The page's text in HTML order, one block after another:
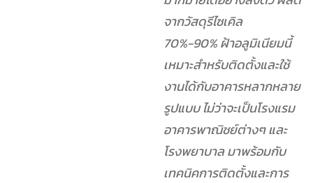
จากวัสดุรีไซเคิล
70%-90% ฝ้าอลูมิเนียมนี้
เหมาะสำหรับติดตั้งและใช้
งานได้กับอาคารหลากหลาย
รูปแบบ ไม่ว่าจะเป็นโรงแรม
อาคารพาณิชย์ต่างๆ และ
โรงพยาบาล มาพร้อมกับ
เทคนิคการติดตั้งและการ